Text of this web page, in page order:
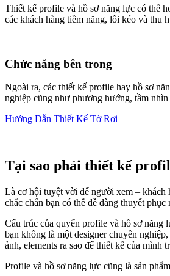
Thiết kế profile và hồ sơ năng lực có thể
các khách hàng tiềm năng, lôi kéo và thu
Chức năng bên trong
Ngoài ra, các thiết kế profile hay hồ sơ
nghiệp cũng như phương hướng, tầm
Hướng Dẫn Thiết Kế Tờ Rơi
Tại sao phải thiết kế
Là cơ hội tuyệt vời để người xem – khách
chắc chắn bạn có thể dễ dàng thuyết
Cấu trúc của quyển profile và hồ sơ
bạn không là một designer chuyên
ảnh, elements ra sao để thiết kế của mình
Profile và hồ sơ năng lực cũng là sản